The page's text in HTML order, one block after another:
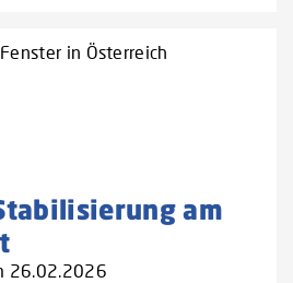
Fenster in Österreich
am
26.02.2026